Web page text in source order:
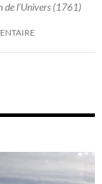
de l’Univers (1761)